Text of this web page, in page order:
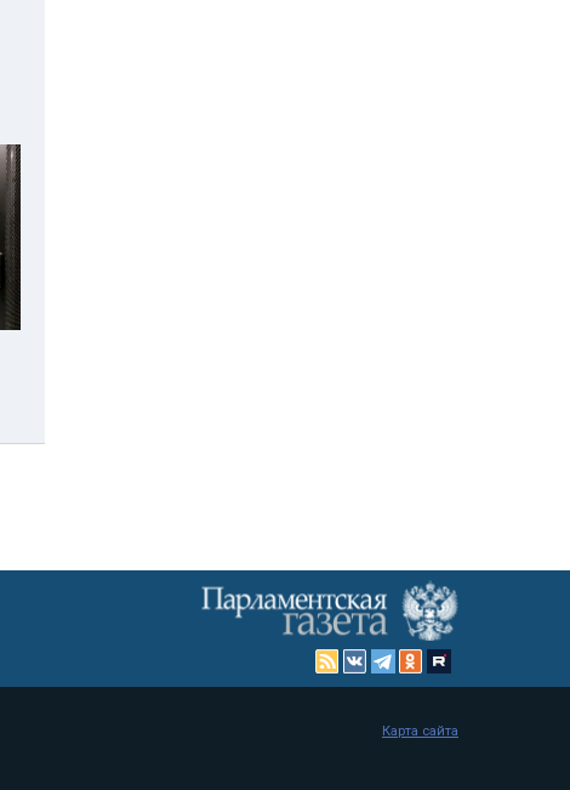
Карта сайта